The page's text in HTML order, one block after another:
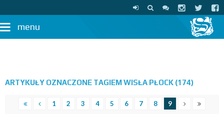
menu
ARTYKUŁY OZNACZONE TAGIEM WISŁA PŁOCK (174)
1 2 3 4 5 6 7 8 9